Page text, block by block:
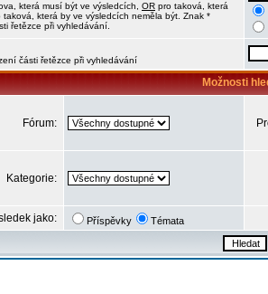
která musí být ve výsledcích, OR pro taková, která
taková, která by ve výsledcích neměla být. Znak *
řetězce při vyhledávání.
části řetězce při vyhledávání
Možnosti
Fórum:
Kategorie:
jako: Příspěvky Témata